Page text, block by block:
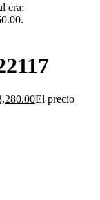
era:
El precio